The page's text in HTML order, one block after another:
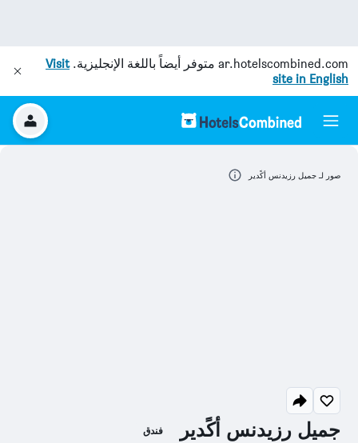
ar.hotelscombined.com متوفر أيضاً باللغة الإنجليزية.Visit
site in English
جميل رزيدنس أكًدير فندق
صور لـ جميل رزيدنس أكًدير